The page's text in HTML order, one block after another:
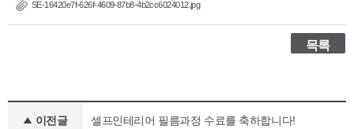
SE-16420e7f-626f-4609-87b8-4b2cc6024012.jpg
목록
이전글 셀프인테리어 필름과정 수료를 축하합니다!